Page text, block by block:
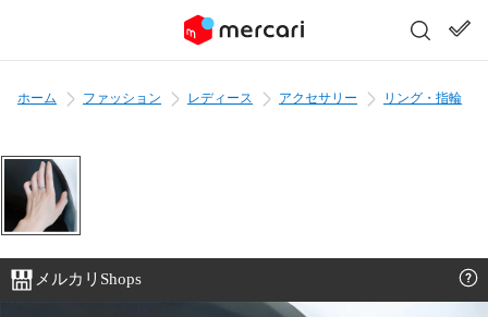
ホーム ファッション レディース アクセサリー リング・指輪
メルカリShops